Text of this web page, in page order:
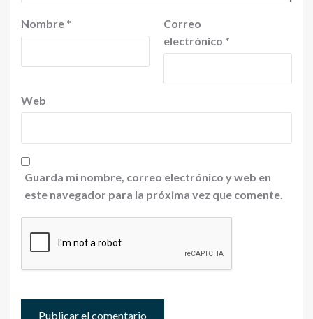
Nombre *
Correo
electrónico *
Web
Guarda mi nombre, correo electrónico y web en
este navegador para la próxima vez que comente.